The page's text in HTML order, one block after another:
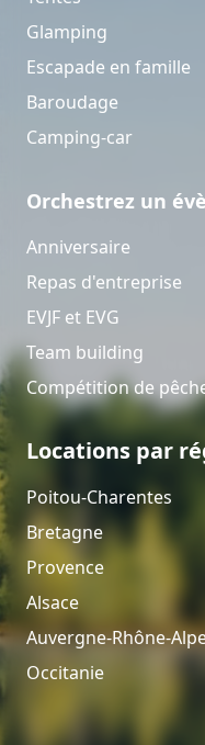
Glamping
Escapade en famille
Baroudage
Camping-car
Orchestrez un
Anniversaire
Repas d'entreprise
EVJF et EVG
Team building
Compétition de
Locations par
Poitou-Charentes
Bretagne
Provence
Alsace
Auvergne-Rhône-
Occitanie